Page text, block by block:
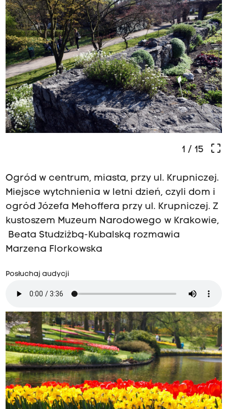
crop_free
1 / 15
Ogród w centrum, miasta, przy ul. Krupniczej.
Miejsce wytchnienia w letni dzień, czyli dom i
ogród Józefa Mehoffera przy ul. Krupniczej. Z
kustoszem Muzeum Narodowego w Krakowie,
Beata Studziżbą-Kubalską rozmawia
Marzena Florkowska
Posłuchaj audycji